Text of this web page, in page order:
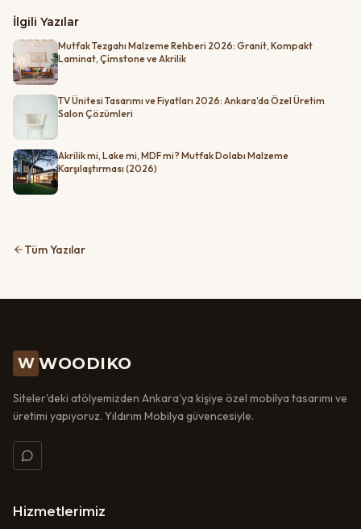
İlgili Yazılar
Mutfak Tezgahı Malzeme Rehberi 2026: Granit, Kompakt
Laminat, Çimstone ve Akrilik
TV Ünitesi Tasarımı ve Fiyatları 2026: Ankara'da Özel Üretim
Salon Çözümleri
Akrilik mi, Lake mi, MDF mi? Mutfak Dolabı Malzeme
Karşılaştırması (2026)
Tüm Yazılar
W WOODIKO
Siteler'deki atölyemizden Ankara'ya kişiye özel mobilya tasarımı ve
üretimi yapıyoruz. Yıldırım Mobilya güvencesiyle.
Hizmetlerimiz